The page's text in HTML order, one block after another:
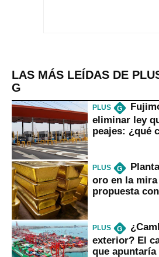
LAS MÁS LEÍDAS DE
G
PLUS G
eliminar ley
peajes: ¿qué
PLUS G
oro en la
propuesta
PLUS G
exterior? El
que